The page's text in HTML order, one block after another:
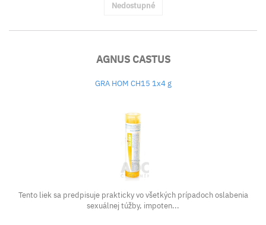
Nedostupné
AGNUS CASTUS
GRA HOM CH15 1x4 g
Tento liek sa predpisuje prakticky vo všetkých prípadoch oslabenia
sexuálnej túžby, impoten...